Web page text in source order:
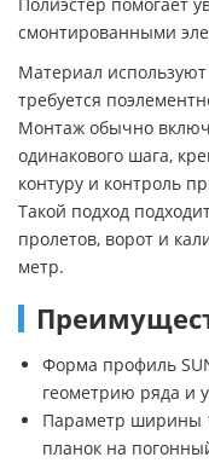
Полиэстер помогает
смонтированными
Материал используют
требуется
Монтаж обычно
одинакового шага,
контуру и контроль
Такой подход
пролетов, ворот и
метр.
Форма профиль
геометрию ряда и
Параметр ширины
планок на